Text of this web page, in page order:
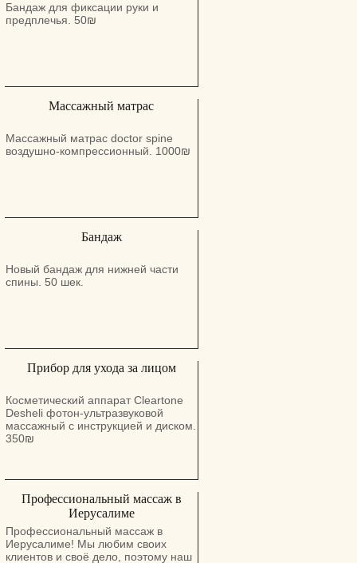
Бандаж для фиксации руки и
предплечья. 50₪
Массажный матрас
Массажный матрас doctor spine
воздушно-компрессионный. 1000₪
Бандаж
Новый бандаж для нижней части
спины. 50 шек.
Прибор для ухода за лицом
Косметический аппарат Cleartone
Desheli фотон-ультразвуковой
массажный с инструкцией и диском.
350₪
Профессиональный массаж в
Иерусалиме
Профессиональный массаж в
Иерусалиме! Мы любим своих
клиентов и своё дело, поэтому наш